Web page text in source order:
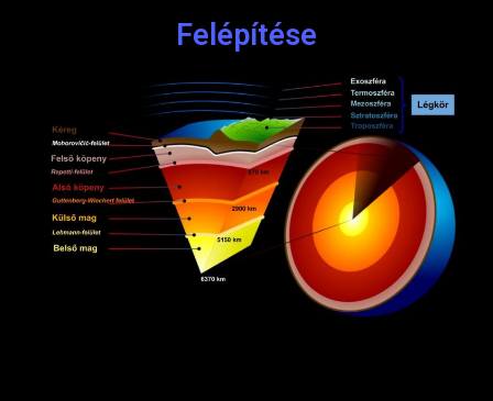
Felépítése